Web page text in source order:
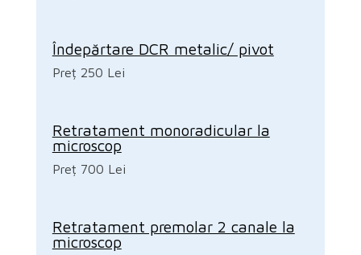
Îndepărtare DCR metalic/ pivot
Preț 250 Lei
Retratament monoradicular la
microscop
Preț 700 Lei
Retratament premolar 2 canale la
microscop